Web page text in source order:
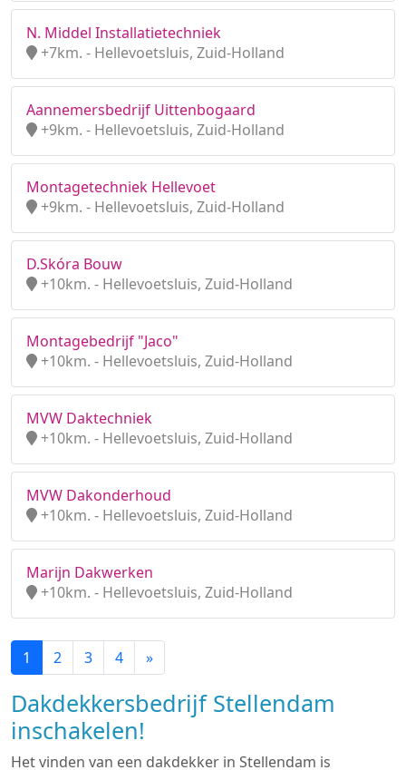
N. Middel Installatietechniek
+7km. - Hellevoetsluis, Zuid-Holland
Aannemersbedrijf Uittenbogaard
+9km. - Hellevoetsluis, Zuid-Holland
Montagetechniek Hellevoet
+9km. - Hellevoetsluis, Zuid-Holland
D.Skóra Bouw
+10km. - Hellevoetsluis, Zuid-Holland
Montagebedrijf "Jaco"
+10km. - Hellevoetsluis, Zuid-Holland
MVW Daktechniek
+10km. - Hellevoetsluis, Zuid-Holland
MVW Dakonderhoud
+10km. - Hellevoetsluis, Zuid-Holland
Marijn Dakwerken
+10km. - Hellevoetsluis, Zuid-Holland
1 2 3 4 »
Dakdekkersbedrijf Stellendam
inschakelen!
Het vinden van een dakdekker in Stellendam is